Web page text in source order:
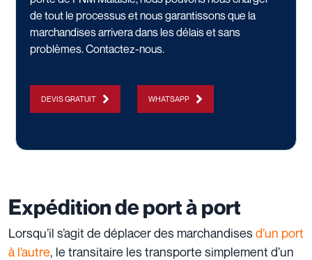
de tout le processus et nous garantissons que la
marchandises arrivera dans les délais et sans
problèmes.Contactez-nous.
DEVIS GRATUIT WHATSAPP
Expédition de port à port
Lorsqu’il s’agit de déplacer des marchandisesd’un port
à l’autre, le transitaire les transporte simplement d’un